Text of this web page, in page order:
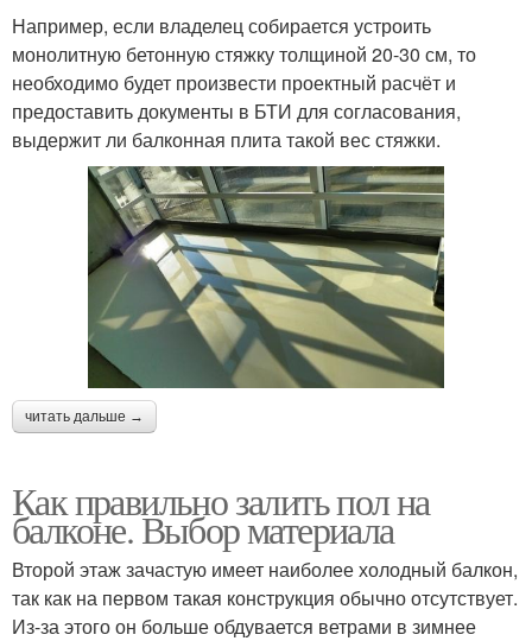
Например, если владелец собирается устроить
монолитную бетонную стяжку толщиной 20-30 см, то
необходимо будет произвести проектный расчёт и
предоставить документы в БТИ для согласования,
выдержит ли балконная плита такой вес стяжки.
читать дальше →
Как правильно залить пол на
балконе. Выбор материала
Второй этаж зачастую имеет наиболее холодный балкон,
так как на первом такая конструкция обычно отсутствует.
Из-за этого он больше обдувается ветрами в зимнее